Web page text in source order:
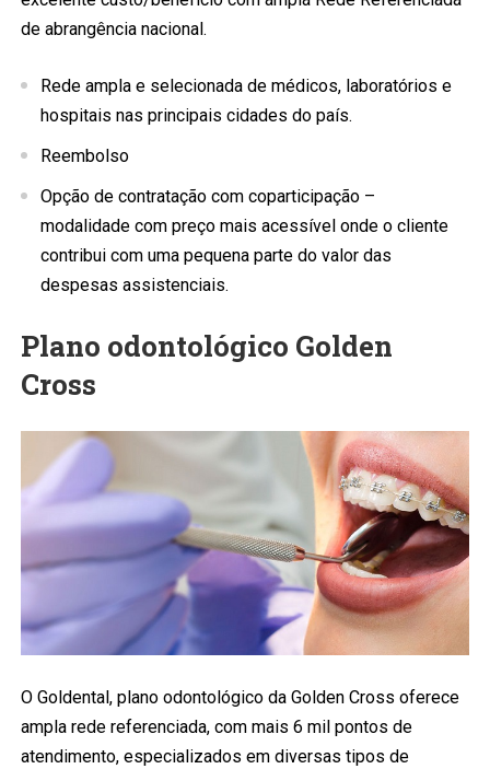
de abrangência nacional.
Rede ampla e selecionada de médicos, laboratórios e
hospitais nas principais cidades do país.
Reembolso​
Opção de contratação com coparticipação –
modalidade com preço mais acessível onde o cliente
contribui com uma pequena parte do valor das
despesas assistenciais​.​​
Plano odontológico Golden
Cross
O Goldental, plano odontológico da Golden Cross oferece
ampla rede referenciada, com mais 6 mil pontos de
atendimento, especializados em diversas tipos de